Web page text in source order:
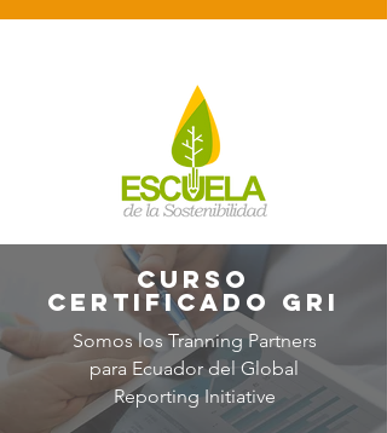
Curso
certificado gri
Somos los Tranning Partners
para Ecuador del Global
Reporting Initiative